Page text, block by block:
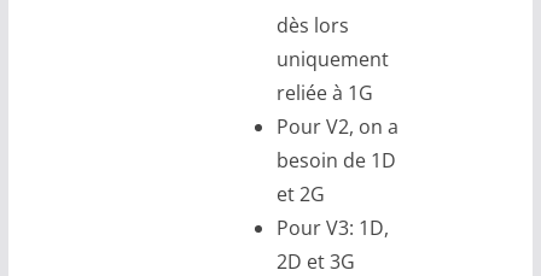
dès lors
uniquement
reliée à 1G
Pour V2, on a
besoin de 1D
et 2G
Pour V3: 1D,
2D et 3G